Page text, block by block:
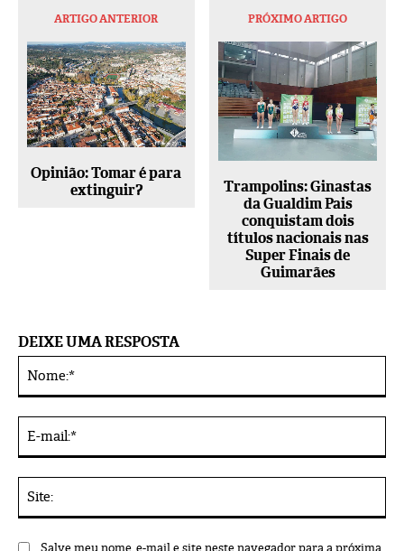
ARTIGO ANTERIOR
Opinião: Tomar é para
extinguir?
PRÓXIMO ARTIGO
Trampolins: Ginastas
da Gualdim Pais
conquistam dois
títulos nacionais nas
Super Finais de
Guimarães
DEIXE UMA RESPOSTA